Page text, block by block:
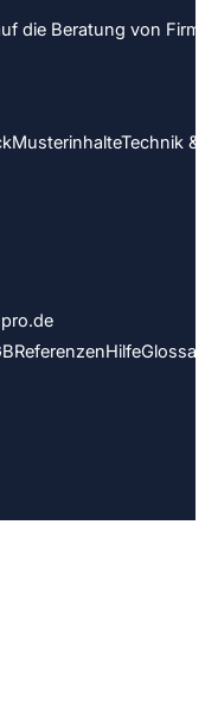
die Beratung von
Muster­inhalteTechnik
ReferenzenHilfeGlossar